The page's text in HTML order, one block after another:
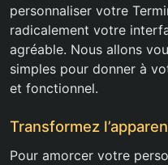
personnaliser votre
radicalement votre
agréable. Nous allons
simples pour donner à
et fonctionnel.
Transformez
Pour amorcer votre